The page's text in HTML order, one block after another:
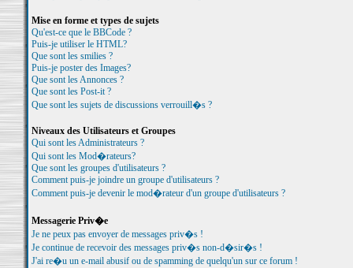
Mise en forme et types de sujets
Qu'est-ce que le BBCode ?
Puis-je utiliser le HTML?
Que sont les smilies ?
Puis-je poster des Images?
Que sont les Annonces ?
Que sont les Post-it ?
Que sont les sujets de discussions verrouill�s ?
Niveaux des Utilisateurs et Groupes
Qui sont les Administrateurs ?
Qui sont les Mod�rateurs?
Que sont les groupes d'utilisateurs ?
Comment puis-je joindre un groupe d'utilisateurs ?
Comment puis-je devenir le mod�rateur d'un groupe d'utilisateurs ?
Messagerie Priv�e
Je ne peux pas envoyer de messages priv�s !
Je continue de recevoir des messages priv�s non-d�sir�s !
J'ai re�u un e-mail abusif ou de spamming de quelqu'un sur ce forum !